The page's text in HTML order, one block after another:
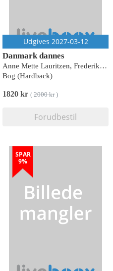
Udgives 2027-03-12
Danmark dannes
Anne Mette Lauritzen, Frederik Stjernfelt, Lasse Horne Kjældgaard, Mikkel Thorup (red.)
Bog (Hardback)
1820 kr ( 2000 kr)
Forudbestil
SPAR
9%